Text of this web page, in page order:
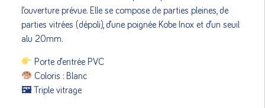
l’ouverture prévue. Elle se compose de parties pleines, de
parties vitrées (dépoli), d’une poignée Kobe Inox et d’un seuil
alu 20mm.
Porte d’entrée PVC
Coloris : Blanc
🖼 Triple vitrage